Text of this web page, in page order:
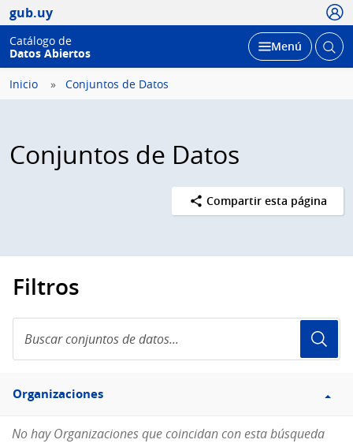
gub.uy
Catálogo de
Datos Abiertos
Desplegar
Menú Abrir
Inicio Conjuntos de Datos
Conjuntos de Datos
Compartir esta página
Filtros
conjuntos
de
Filtro
Organizaciones
Organizaciones
No hay Organizaciones que coincidan con esta búsqueda